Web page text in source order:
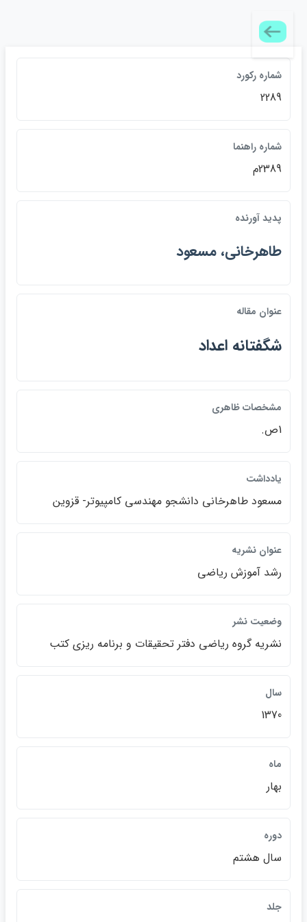
شماره رکورد
2289
شماره راهنما
2389م
پديد آورنده
طاهرخاني، مسعود
عنوان مقاله
شگفتانه اعداد
مشخصات ظاهري
1ص.
يادداشت
مسعود طاهرخاني دانشجو مهندسي كامپيوتر- قزوين
عنوان نشريه
رشد آموزش رياضي
وضعيت نشر
نشريه گروه رياضي دفتر تحقيقات و برنامه ريزي كتب
سال
1370
ماه
بهار
دوره
سال هشتم
جلد